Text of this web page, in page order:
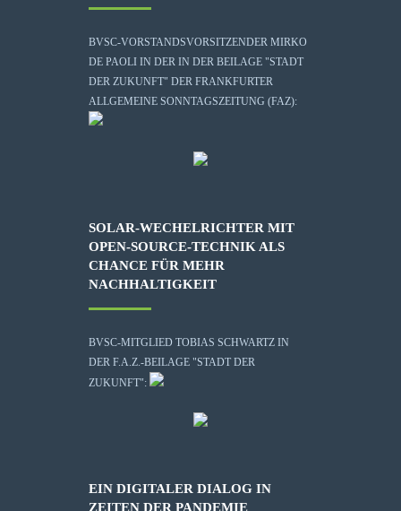
BVSC-VORSTANDSVORSITZENDER MIRKO
DE PAOLI IN DER IN DER BEILAGE "STADT
DER ZUKUNFT" DER FRANKFURTER
ALLGEMEINE SONNTAGSZEITUNG (FAZ):
SOLAR-WECHELRICHTER MIT
OPEN-SOURCE-TECHNIK ALS
CHANCE FÜR MEHR
NACHHALTIGKEIT
BVSC-MITGLIED TOBIAS SCHWARTZ IN
DER F.A.Z.-BEILAGE "STADT DER
ZUKUNFT":
EIN DIGITALER DIALOG IN
ZEITEN DER PANDEMIE